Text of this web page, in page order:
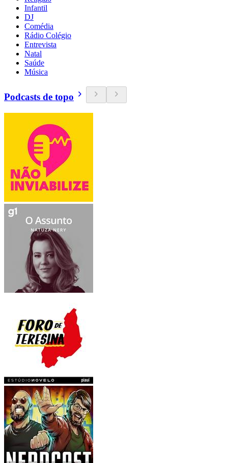
Infantil
DJ
Comédia
Rádio Colégio
Entrevista
Natal
Saúde
Música
Podcasts de topo